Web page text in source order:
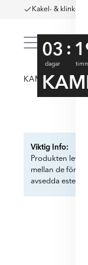
Kakel- &
KAMPANJ
03
dagar
:
Viktig Info:
Produkten
mellan de
avsedda estetik.